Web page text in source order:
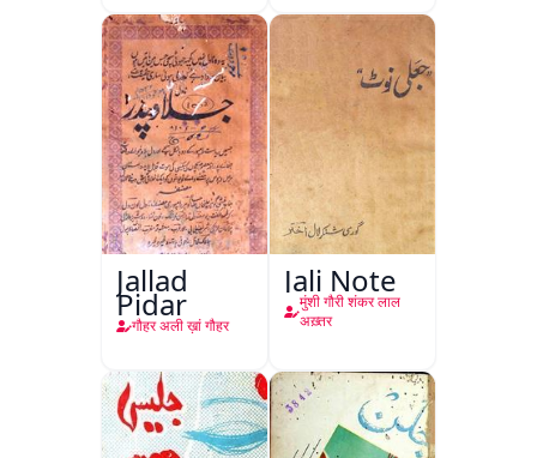
Jallad
Pidar
गौहर अली ख़ां गौहर
Jali Note
मुंशी गौरी शंकर लाल
अख़्तर